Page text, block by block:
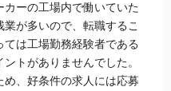
ーの工場内で働いていた
が多いので、転職するこ
は工場勤務経験者である
トがありませんでした。
、好条件の求人には応募